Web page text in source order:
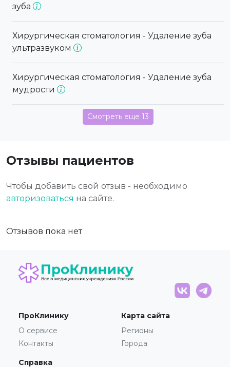
зуба
Хирургическая стоматология - Удаление зуба
ультразвуком
Хирургическая стоматология - Удаление зуба
мудрости
Смотреть еще 13
Отзывы пациентов
Чтобы добавить свой отзыв - необходимо
авторизоваться на сайте.
Отзывов пока нет
ПроКлинику
О сервисе
Контакты
Карта сайта
Регионы
Города
Справка